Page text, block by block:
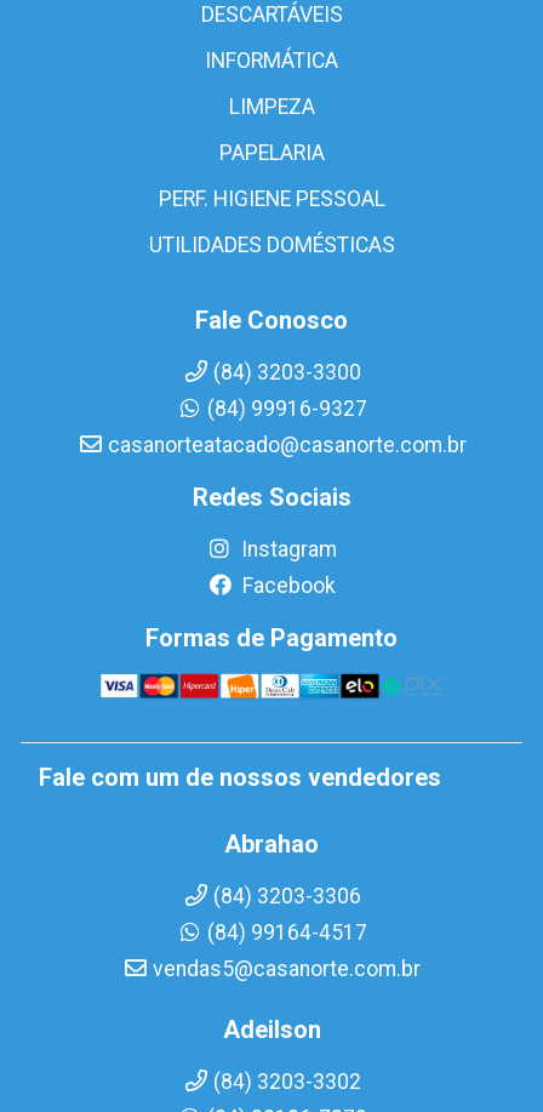
DESCARTÁVEIS
INFORMÁTICA
LIMPEZA
PAPELARIA
PERF. HIGIENE PESSOAL
UTILIDADES DOMÉSTICAS
Fale Conosco
(84) 3203-3300
(84) 99916-9327
casanorteatacado@casanorte.com.br
Redes Sociais
Instagram
Facebook
Formas de Pagamento
Fale com um de nossos vendedores
Abrahao
(84) 3203-3306
(84) 99164-4517
vendas5@casanorte.com.br
Adeilson
(84) 3203-3302